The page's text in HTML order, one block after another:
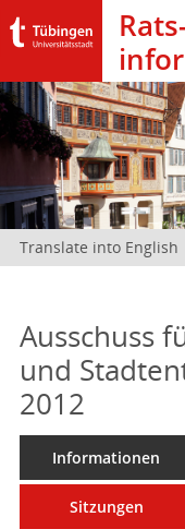
Translate into English
Ausschuss
und
2012
Informationen
Sitzungen